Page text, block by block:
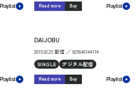
Playlist Read more Buy Playlist
Playlist
DAIJOBU
2015.02.25 配信 ／ 825646144174
SINGLE
デジタル配信
Read more Buy Playlist